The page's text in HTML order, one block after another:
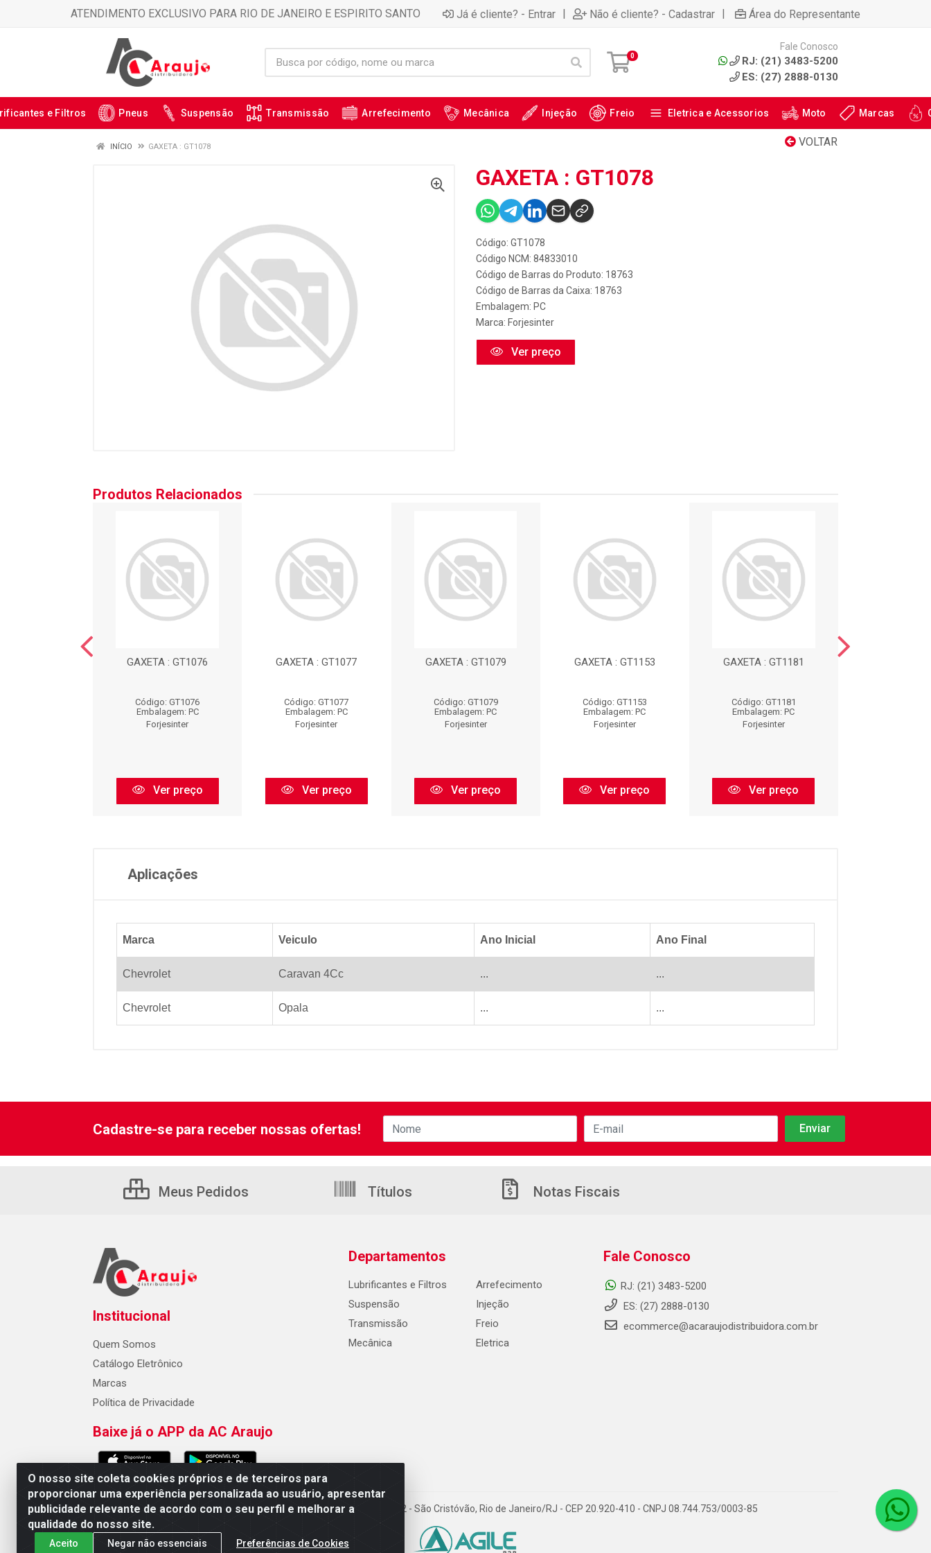
ATENDIMENTO EXCLUSIVO PARA RIO DE JANEIRO E ESPIRITO SANTO Já é cliente? - Entrar | Não é cliente? - Cadastrar | Área do Representante
0
Fale Conosco
RJ: (21) 3483-5200
ES: (27) 2888-0130
e Filtros Pneus Suspensão Transmissão Arrefecimento Mecânica Injeção Freio Eletrica e Acessorios Moto Marcas
VOLTAR
INÍCIO GAXETA : GT1078
GAXETA : GT1078
Código: GT1078
Código NCM: 84833010
Código de Barras do Produto: 18763
Código de Barras da Caixa: 18763
Embalagem: PC
Marca: Forjesinter
Ver preço
Produtos Relacionados
GAXETA : GT1076
Código: GT1076
Embalagem: PC
Forjesinter
Ver preço
GAXETA : GT1077
Código: GT1077
Embalagem: PC
Forjesinter
Ver preço
GAXETA : GT1079
Código: GT1079
Embalagem: PC
Forjesinter
Ver preço
GAXETA : GT1153
Código: GT1153
Embalagem: PC
Forjesinter
Ver preço
GAXETA : GT1181
Código: GT1181
Embalagem: PC
Forjesinter
Ver preço
Aplicações
Marca Veiculo Ano Inicial Ano Final
Chevrolet Caravan 4Cc ... ...
Chevrolet Opala ... ...
O nosso site coleta cookies próprios e de terceiros para
proporcionar uma experiência personalizada ao usuário, apresentar
publicidade relevante de acordo com o seu perfil e melhorar a
qualidade do nosso site.
Aceito Negar não essenciais Preferências de Cookies
Cadastre-se para receber nossas ofertas!
Meus Pedidos Títulos Notas Fiscais
Institucional
Quem Somos
Catálogo Eletrônico
Marcas
Política de Privacidade
Baixe já o APP da AC Araujo
Departamentos
Lubrificantes e Filtros
Suspensão
Transmissão
Mecânica
Arrefecimento
Injeção
Freio
Eletrica
Fale Conosco
RJ: (21) 3483-5200
ES: (27) 2888-0130
ecommerce@acaraujodistribuidora.com.br
AC Araujo Distribuidora - Rua Carneiro de Campos, 42 - São Cristóvão, Rio de Janeiro/RJ - CEP 20.920-410 - CNPJ 08.744.753/0003-85